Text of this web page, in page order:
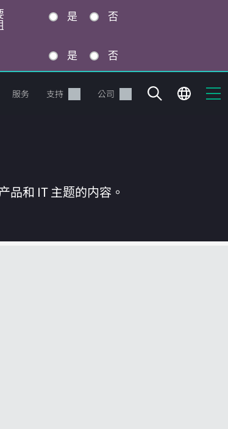
是 否
是 否
服务 支持 公司
品和 IT 主题的内容。